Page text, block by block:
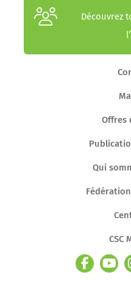
Découvrez
Offres
Qui
CSC